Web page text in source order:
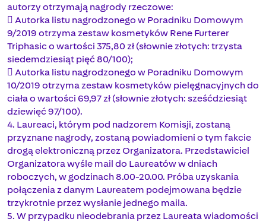
autorzy otrzymają nagrody rzeczowe:
 Autorka listu nagrodzonego w Poradniku Domowym
9/2019 otrzyma zestaw kosmetyków Rene Furterer
Triphasic o wartości 375,80 zł (słownie złotych: trzysta
siedemdziesiąt pięć 80/100);
 Autorka listu nagrodzonego w Poradniku Domowym
10/2019 otrzyma zestaw kosmetyków pielęgnacyjnych do
ciała o wartości 69,97 zł (słownie złotych: sześćdziesiąt
dziewięć 97/100).
4. Laureaci, którym pod nadzorem Komisji, zostaną
przyznane nagrody, zostaną powiadomieni o tym fakcie
drogą elektroniczną przez Organizatora. Przedstawiciel
Organizatora wyśle mail do Laureatów w dniach
roboczych, w godzinach 8.00-20.00. Próba uzyskania
połączenia z danym Laureatem podejmowana będzie
trzykrotnie przez wysłanie jednego maila.
5. W przypadku nieodebrania przez Laureata wiadomości